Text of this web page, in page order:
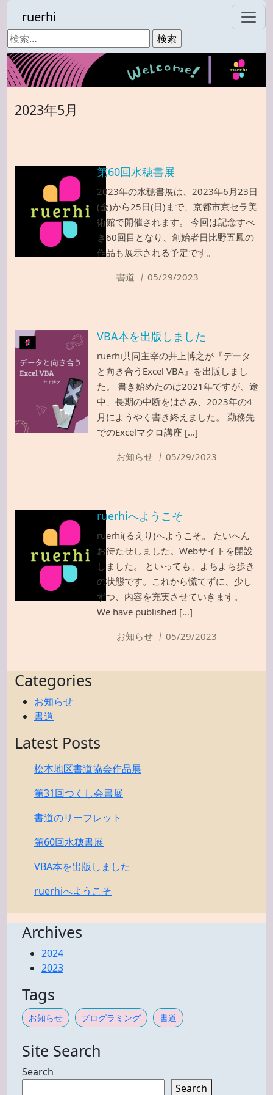
ruerhi
検
索:
2023年5月
第60回水穂書展
2023年の水穂書展は、2023年6月23日
(金)から25日(日)まで、京都市京セラ美
術館で開催されます。 今回は記念すべ
き60回目となり、創始者日比野五鳳の
作品も展示される予定です。
書道
05/29/2023
VBA本を出版しました
ruerhi共同主宰の井上博之が『データ
と向き合うExcel VBA』を出版しまし
た。 書き始めたのは2021年ですが、途
中、長期の中断をはさみ、2023年の4
月にようやく書き終えました。 勤務先
でのExcelマクロ講座 […]
お知らせ
05/29/2023
ruerhiへようこそ
ruerhi(るえり)へようこそ。 たいへん
お待たせしました。Webサイトを開設
しました。 といっても、よちよち歩き
の状態です。これから慌てずに、少し
ずつ、内容を充実させていきます。
We have published […]
お知らせ
05/29/2023
Categories
お知らせ
書道
Latest Posts
松本地区書道協会作品展
第31回つくし会書展
書道のリーフレット
第60回水穂書展
VBA本を出版しました
ruerhiへようこそ
Archives
2024
2023
Tags
お知らせ プログラミング 書道
Site Search
Search
Search